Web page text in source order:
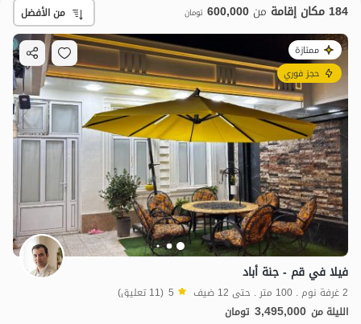
184 مكان إقامة من 600,000 تومان من الأفضل
ممتازة
حجز فوري
فيلا في قم - جنة أباد
2 غرفة نوم . 100 متر . حتى 12 ضيف 5 (11 تعليق)
الليلة من 3,495,000 تومان